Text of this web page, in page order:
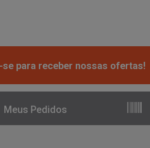
para receber nossas ofertas!
Meus Pedidos